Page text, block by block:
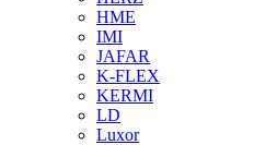
HME
IMI
JAFAR
K-FLEX
KERMI
LD
Luxor